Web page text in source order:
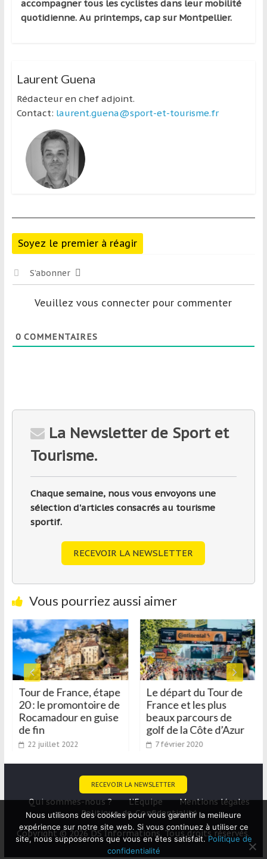
accompagner tous les cyclistes dans leur mobilité
quotidienne. Au printemps, cap sur Montpellier.
Laurent Guena
Rédacteur en chef adjoint.
Contact: laurent.guena@sport-et-tourisme.fr
Soyez le premier à réagir
S’abonner
Veuillez vous connecter pour commenter
0COMMENTAIRES
La Newsletter de Sport et
Tourisme.
Chaque semaine, nous vous envoyons une
sélection d'articles consacrés au tourisme
sportif.
RECEVOIR LA NEWSLETTER
Vous pourriez aussi aimer
Tour de France, étape
20 : le promontoire de
Rocamadour en guise
de fin
22 juillet 2022
Le départ du Tour de
France et les plus
beaux parcours de
golf de la Côte d’Azur
7 février 2020
RECEVOIR LA NEWSLETTER
Qui sommes-nous ? L’Equipe
Mentions légales
Politique-de-Confidentialité
Copyright © 2026 DS Informations. Tous droits réservés.
Nous utilisons des cookies pour vous garantir la meilleure
expérience sur notre site web. Si vous continuez à utiliser ce
site, nous supposerons que vous en êtes satisfait.Politique de
confidentialité